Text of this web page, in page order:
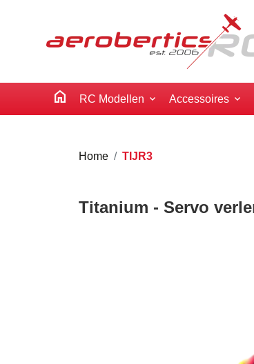
home RC Modellen Accessoires
Home TIJR3
Titanium - Servo